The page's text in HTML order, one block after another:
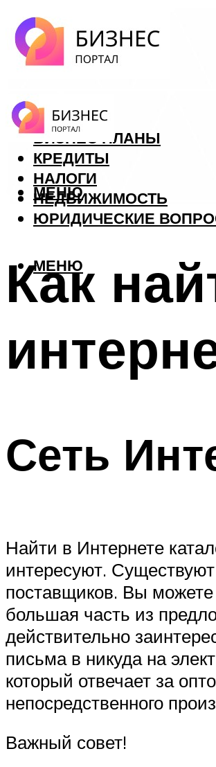
ФОРЕКС
БИЗНЕС ПЛАНЫ
КРЕДИТЫ
НАЛОГИ
НЕДВИЖИМОСТЬ
ЮРИДИЧЕСКИЕ
МЕНЮ
МЕНЮ
Как
Сеть
Найти в Интернете
интересуют.
поставщиков. Вы можете
большая часть из
действительно
письма в никуда на
который отвечает за
непосредственного
Важный совет!